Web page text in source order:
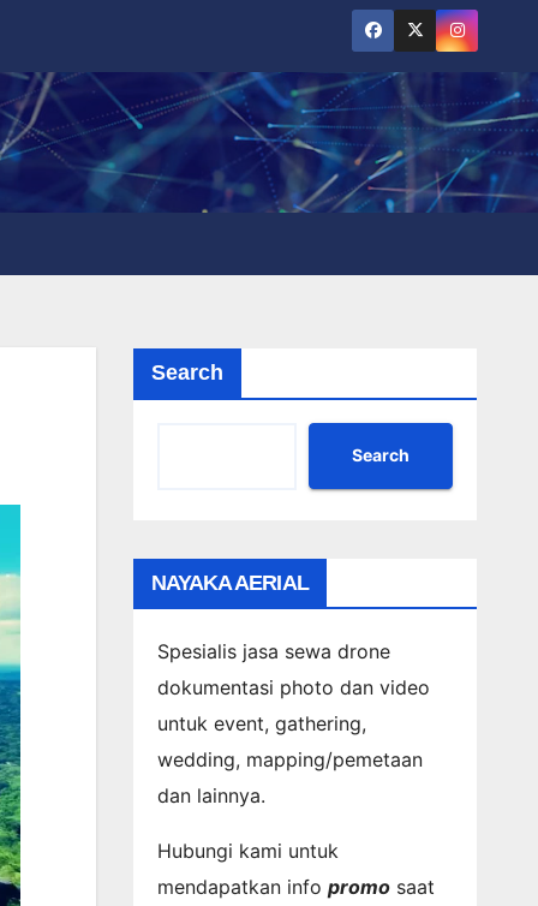
Search
Search
NAYAKA AERIAL
Spesialis jasa sewa drone
dokumentasi photo dan video
untuk event, gathering,
wedding, mapping/pemetaan
dan lainnya.
Hubungi kami untuk
mendapatkan info promosaat